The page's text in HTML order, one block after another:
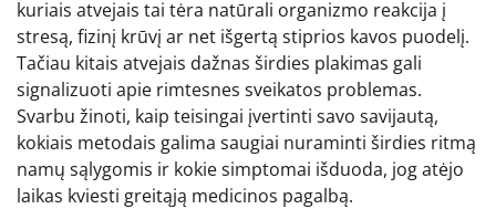
kuriais atvejais tai tėra natūrali organizmo reakcija į
stresą, fizinį krūvį ar net išgertą stiprios kavos puodelį.
Tačiau kitais atvejais dažnas širdies plakimas gali
signalizuoti apie rimtesnes sveikatos problemas.
Svarbu žinoti, kaip teisingai įvertinti savo savijautą,
kokiais metodais galima saugiai nuraminti širdies ritmą
namų sąlygomis ir kokie simptomai išduoda, jog atėjo
laikas kviesti greitąją medicinos pagalbą.